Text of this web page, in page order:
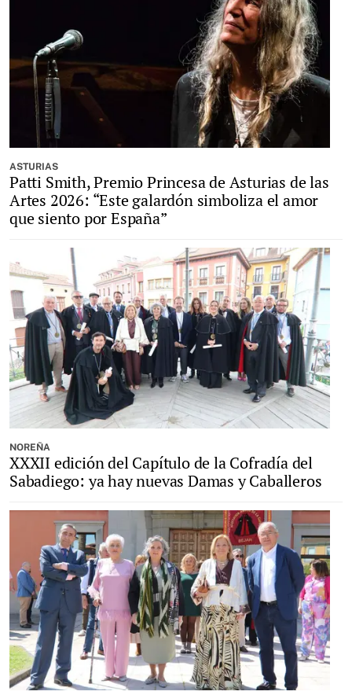
ASTURIAS
Patti Smith, Premio Princesa de Asturias de las
Artes 2026: “Este galardón simboliza el amor
que siento por España”
NOREÑA
XXXII edición del Capítulo de la Cofradía del
Sabadiego: ya hay nuevas Damas y Caballeros